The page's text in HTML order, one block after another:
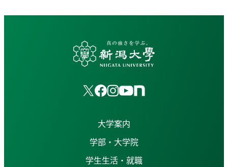
大学案内
学部・大学院
学生生活・就職